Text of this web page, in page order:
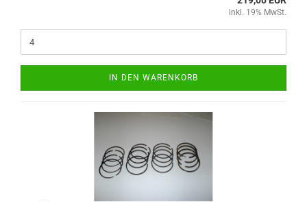
inkl. 19% MwSt.
IN DEN WARENKORB